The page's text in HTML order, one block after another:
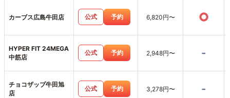
カーブス広島牛田店 公式 予約 6,820円〜 ○
HYPER FIT 24MEGA
中筋店
公式 予約 2,948円〜 -
チョコザップ牛田旭
店
公式 予約 3,278円〜 -